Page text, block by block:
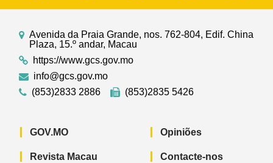
Avenida da Praia Grande, nos. 762-804, Edif. China
Plaza, 15.º andar, Macau
https://www.gcs.gov.mo
info@gcs.gov.mo
(853)2833 2886
(853)2835 5426
GOV.MO
Revista Macau
Opiniões
Contacte-nos